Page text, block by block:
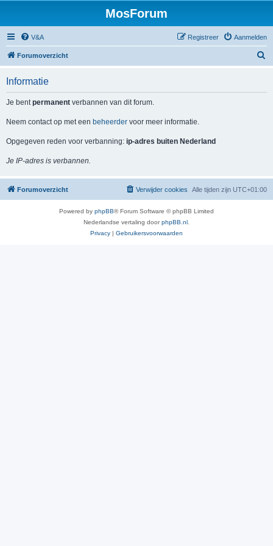
MosForum
V&A Aanmelden
Registreer
Forumoverzicht
Informatie
Je bentpermanent verbannen van dit forum.
Neem contact op met een beheerder voor meer informatie.
Opgegeven reden voor verbanning: ip-adres buiten Nederland
Je IP-adres is verbannen.
Forumoverzicht Alle tijden zijn UTC+01:00
Verwijder cookies
Powered by phpBB® Forum Software © phpBB Limited
Nederlandse vertaling doorphpBB.nl
Privacy | Gebruikersvoorwaarden